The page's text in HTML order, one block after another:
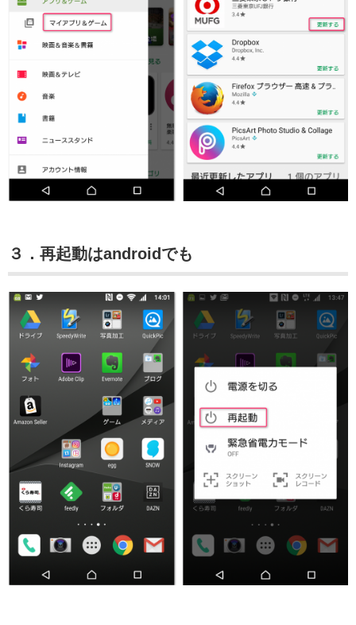
３．再起動はandroidでも